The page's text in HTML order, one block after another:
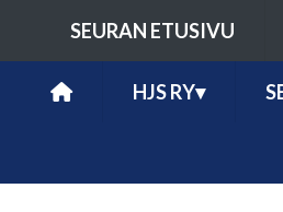
SEURAN ETUSIVU
HJS RY▾